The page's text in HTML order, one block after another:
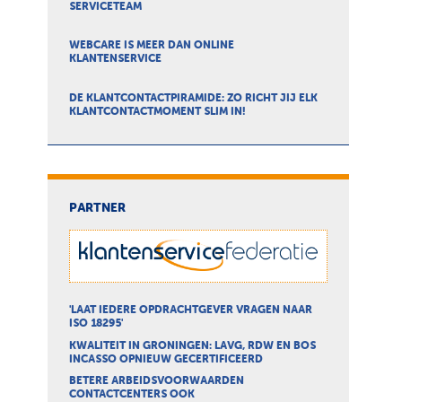
SERVICETEAM
WEBCARE IS MEER DAN ONLINE
KLANTENSERVICE
DE KLANTCONTACTPIRAMIDE: ZO RICHT JIJ ELK
KLANTCONTACTMOMENT SLIM IN!
PARTNER
'LAAT IEDERE OPDRACHTGEVER VRAGEN NAAR
ISO 18295'
KWALITEIT IN GRONINGEN: LAVG, RDW EN BOS
INCASSO OPNIEUW GECERTIFICEERD
BETERE ARBEIDSVOORWAARDEN
CONTACTCENTERS OOK